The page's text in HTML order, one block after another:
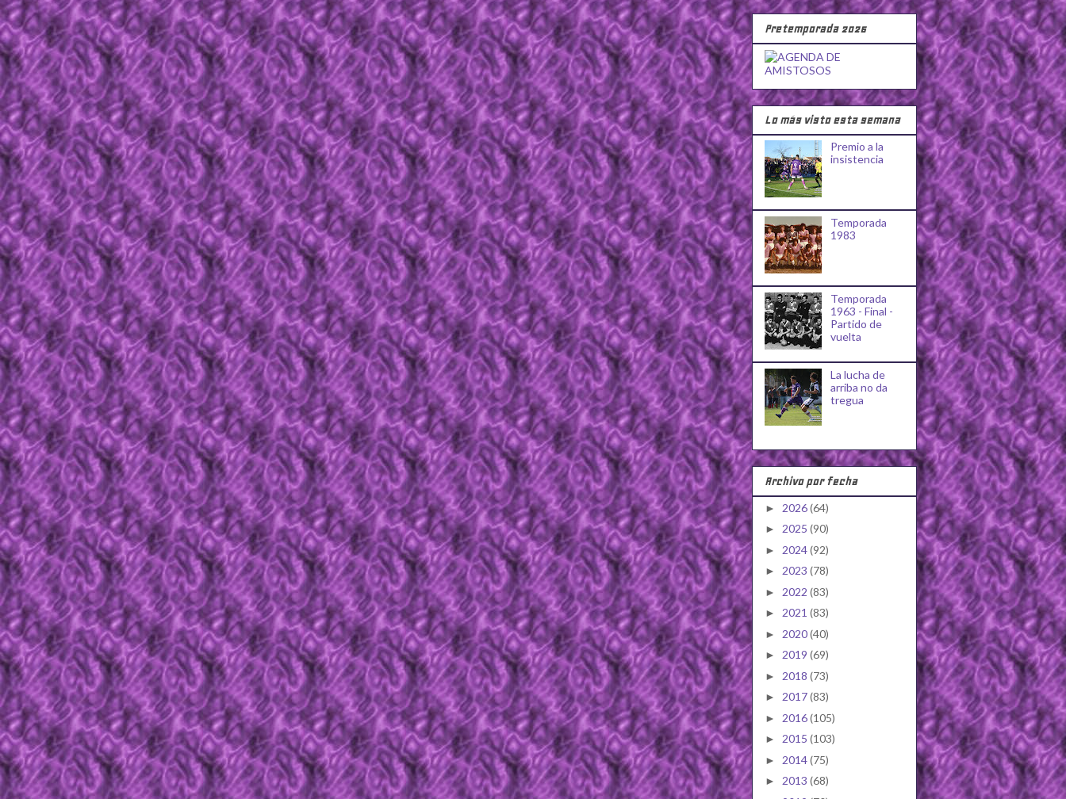
Pretemporada 2026
Lo más visto esta semana
Premio a la
insistencia
Temporada
1983
Temporada
1963 - Final -
Partido de
vuelta
La lucha de
arriba no da
tregua
Archivo por fecha
► 2026(64)
► 2025 (90)
► 2024(92)
► 2023 (78)
► 2022 (83)
► 2021 (83)
► 2020(40)
► 2019 (69)
► 2018 (73)
► 2017(83)
► 2016(105)
► 2015 (103)
► 2014(75)
► 2013 (68)